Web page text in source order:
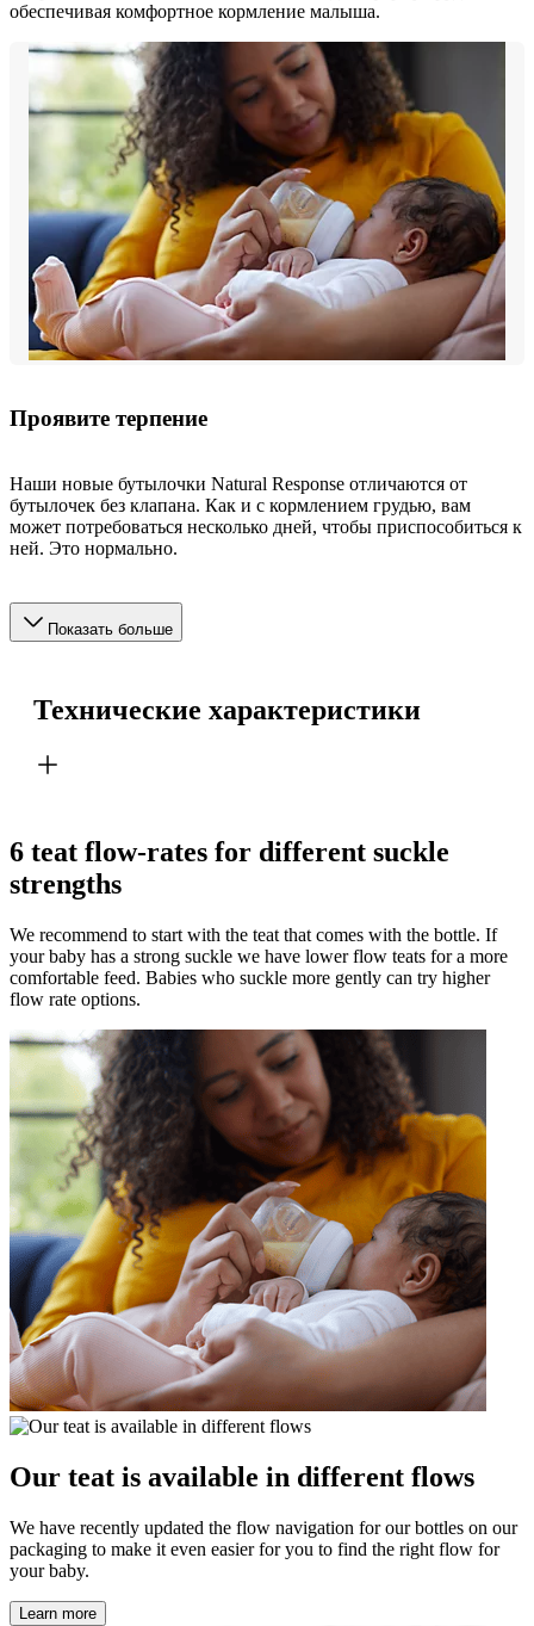
обеспечивая комфортное кормление малыша.
Проявите терпение
Наши новые бутылочки Natural Response отличаются от
бутылочек без клапана. Как и с кормлением грудью, вам
может потребоваться несколько дней, чтобы приспособиться к
ней. Это нормально.
Показать больше
Технические характеристики
6 teat flow-rates for different suckle
strengths
We recommend to start with the teat that comes with the bottle. If
your baby has a strong suckle we have lower flow teats for a more
comfortable feed. Babies who suckle more gently can try higher
flow rate options.
Our teat is available in different flows
We have recently updated the flow navigation for our bottles on our
packaging to make it even easier for you to find the right flow for
your baby.
Learn more